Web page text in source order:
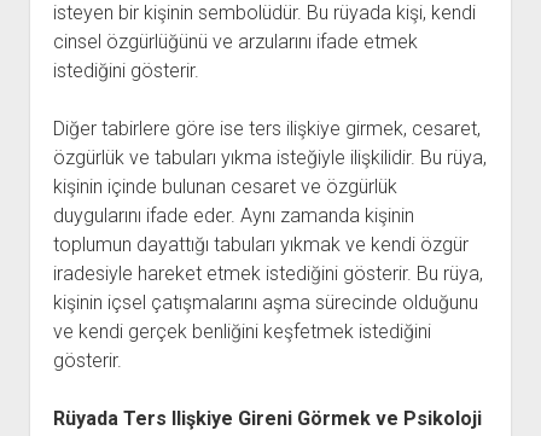
isteyen bir kişinin sembolüdür. Bu rüyada kişi, kendi
cinsel özgürlüğünü ve arzularını ifade etmek
istediğini gösterir.
Diğer tabirlere göre ise ters ilişkiye girmek, cesaret,
özgürlük ve tabuları yıkma isteğiyle ilişkilidir. Bu rüya,
kişinin içinde bulunan cesaret ve özgürlük
duygularını ifade eder. Aynı zamanda kişinin
toplumun dayattığı tabuları yıkmak ve kendi özgür
iradesiyle hareket etmek istediğini gösterir. Bu rüya,
kişinin içsel çatışmalarını aşma sürecinde olduğunu
ve kendi gerçek benliğini keşfetmek istediğini
gösterir.
Rüyada Ters Ilişkiye Gireni Görmek ve Psikoloji